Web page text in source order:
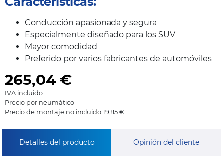
Conducción apasionada y segura
Especialmente diseñado para los SUV
Mayor comodidad
Preferido por varios fabricantes de automóviles
265,04€
IVA incluido
Precio por neumático
Precio de montaje no incluido 19,85 €
Detalles del producto Opinión del cliente